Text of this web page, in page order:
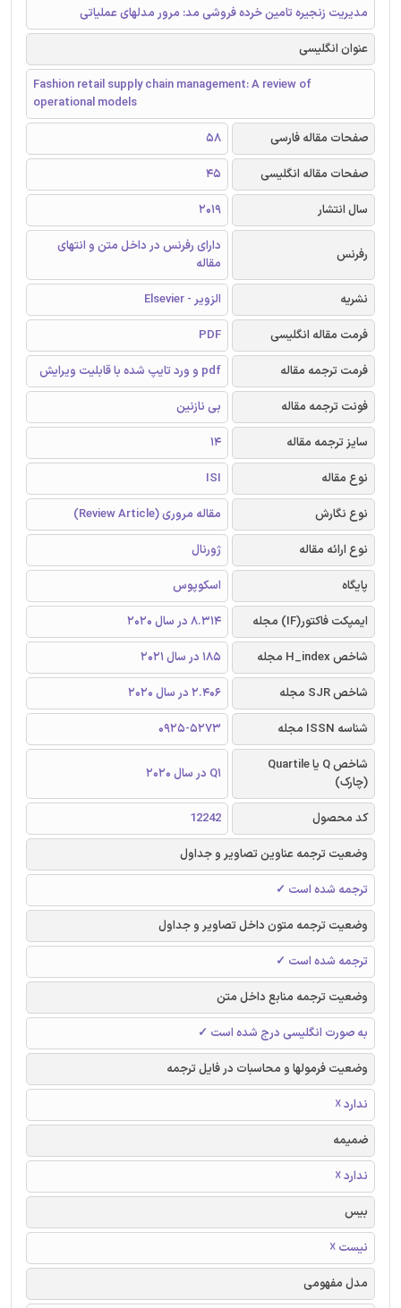
مدیریت زنجیره تامین خرده فروشی مد: مرور مدلهای عملیاتی
عنوان انگلیسی
Fashion retail supply chain management: A review of
operational models
صفحات مقاله فارسی
58
صفحات مقاله انگلیسی
45
سال انتشار
2019
رفرنس
دارای رفرنس در داخل متن و انتهای
مقاله
نشریه
الزویر - Elsevier
فرمت مقاله انگلیسی
PDF
فرمت ترجمه مقاله
pdf و ورد تایپ شده با قابلیت ویرایش
فونت ترجمه مقاله
بی نازنین
سایز ترجمه مقاله
14
نوع مقاله
ISI
نوع نگارش
مقاله مروری (Review Article)
نوع ارائه مقاله
ژورنال
پایگاه
اسکوپوس
ایمپکت فاکتور(IF) مجله
8.314 در سال 2020
شاخص H_index مجله
185 در سال 2021
شاخص SJR مجله
2.406 در سال 2020
شناسه ISSN مجله
0925-5273
شاخص Q یا Quartile
(چارک)
Q1 در سال 2020
کد محصول
12242
وضعیت ترجمه عناوین تصاویر و جداول
ترجمه شده است ✓
وضعیت ترجمه متون داخل تصاویر و جداول
ترجمه شده است ✓
وضعیت ترجمه منابع داخل متن
به صورت انگلیسی درج شده است ✓
وضعیت فرمولها و محاسبات در فایل ترجمه
ندارد ☓
ضمیمه
ندارد ☓
بیس
نیست ☓
مدل مفهومی